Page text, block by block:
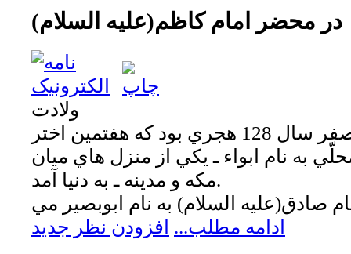
در محضر امام کاظم(عليه السلام)
ولادت
در روز هفتم ماه صفر سال 128 هجري بود که هفتمين اختر
به نام ابواء ـ يکي از منزل هاي ميان
مکه و مدينه ـ به دنيا آمد.
ادامه مطلب... افزودن نظر جدید